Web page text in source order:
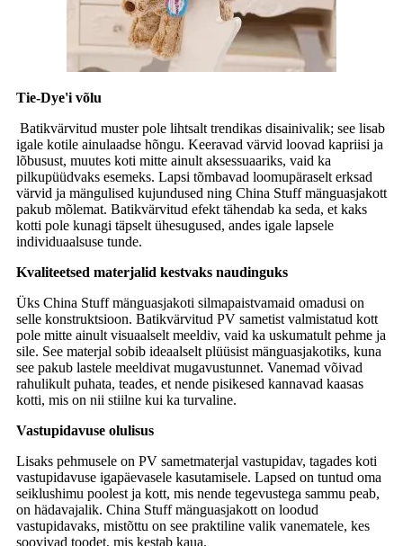
Tie-Dye'i võlu
Batikvärvitud muster pole lihtsalt trendikas disainivalik; see lisab
igale kotile ainulaadse hõngu. Keeravad värvid loovad kapriisi ja
lõbusust, muutes koti mitte ainult aksessuaariks, vaid ka
pilkupüüdvaks esemeks. Lapsi tõmbavad loomupäraselt erksad
värvid ja mängulised kujundused ning China Stuff mänguasjakott
pakub mõlemat. Batikvärvitud efekt tähendab ka seda, et kaks
kotti pole kunagi täpselt ühesugused, andes igale lapsele
individuaalsuse tunde.
Kvaliteetsed materjalid kestvaks naudinguks
Üks China Stuff mänguasjakoti silmapaistvamaid omadusi on
selle konstruktsioon. Batikvärvitud PV sametist valmistatud kott
pole mitte ainult visuaalselt meeldiv, vaid ka uskumatult pehme ja
sile. See materjal sobib ideaalselt plüüsist mänguasjakotiks, kuna
see pakub lastele meeldivat mugavustunnet. Vanemad võivad
rahulikult puhata, teades, et nende pisikesed kannavad kaasas
kotti, mis on nii stiilne kui ka turvaline.
Vastupidavuse olulisus
Lisaks pehmusele on PV sametmaterjal vastupidav, tagades koti
vastupidavuse igapäevasele kasutamisele. Lapsed on tuntud oma
seiklushimu poolest ja kott, mis nende tegevustega sammu peab,
on hädavajalik. China Stuff mänguasjakott on loodud
vastupidavaks, mistõttu on see praktiline valik vanematele, kes
soovivad toodet, mis kestab kaua.